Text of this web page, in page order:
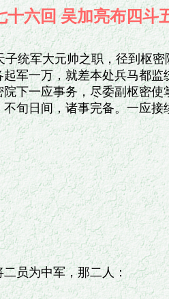
十六回 吴加亮布
子统军大元帅之职，径到枢
军一万，就差本处兵马都
下一应事务，尽委副枢密
旬日间，诸事完备。一应
员为中军，那二人：